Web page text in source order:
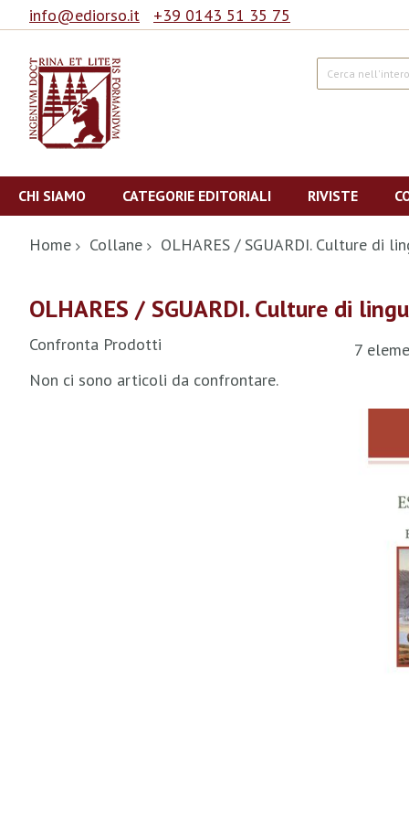
info@ediorso.it +39 0143 51 35 75
Cerca
al
contenuto
CHI SIAMO CATEGORIE EDITORIALI RIVISTE
Home Collane OLHARES / SGUARDI. Culture di
OLHARES / SGUARDI. Culture di
7
Confronta Prodotti
Non ci sono articoli da confrontare.